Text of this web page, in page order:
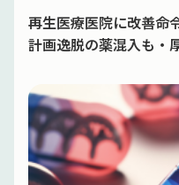
再生医療医院に改善命
計画逸脱の薬混入も・